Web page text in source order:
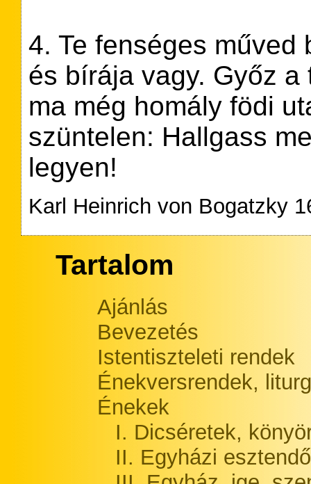
4. Te fenséges műved
és bírája vagy. Győz
ma még homály födi
szüntelen: Hallgass
legyen!
Karl Heinrich von Bogatzky
Tartalom
Ajánlás
Bevezetés
Istentiszteleti rendek
Énekversrendek,
Énekek
I. Dicséretek,
II. Egyházi